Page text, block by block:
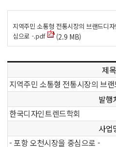
지역주민 소통형 전통시장의 브랜드디
심으로 -.pdf
(2.9 MB)
제목
지역주민 소통형 전통시장의 브
발행
한국디자인트렌드학회
사업
- 포항 오천시장을 중심으로 -